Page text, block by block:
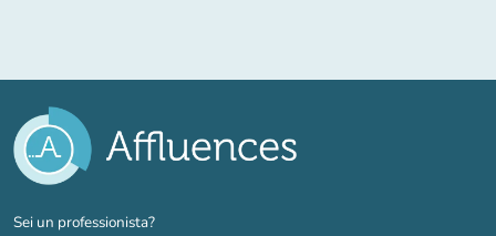
Sei un professionista?(nuova scheda)